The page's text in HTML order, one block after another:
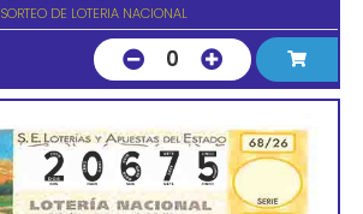
SORTEO DE LOTERIA NACIONAL
0